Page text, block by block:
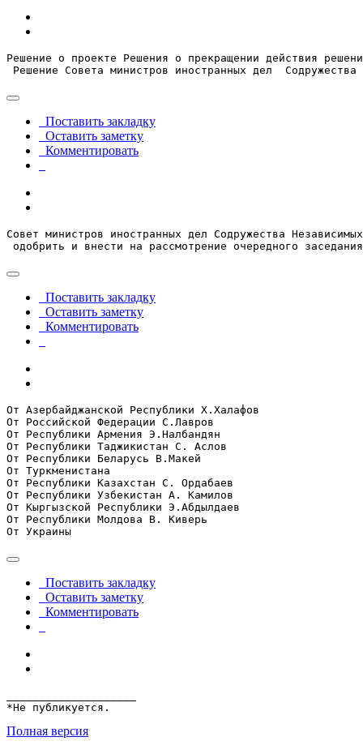
Решение о проекте Решения о прекращении действия
Решение Совета министров иностранных дел
Поставить закладку
Оставить заметку
Комментировать
Совет министров иностранных дел Содружества
одобрить и внести на рассмотрение очередного
Поставить закладку
Оставить заметку
Комментировать
От Азербайджанской Республики Х.Халафов
От Российской Федерации С.Лавров
От Республики Армения Э.Налбандян
От Республики Таджикистан С. Аслов
От Республики Беларусь В.Макей
От Туркменистана
От Республики Казахстан С. Ордабаев
От Республики Узбекистан А. Камилов
От Кыргызской Республики Э.Абдылдаев
От Республики Молдова В. Киверь
От Украины
Поставить закладку
Оставить заметку
Комментировать
*Не публикуется.
Полная версия